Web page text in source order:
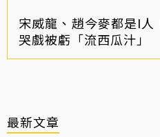
宋威龍、趙今麥都是I
哭戲被虧「流西瓜汁」
最新文章